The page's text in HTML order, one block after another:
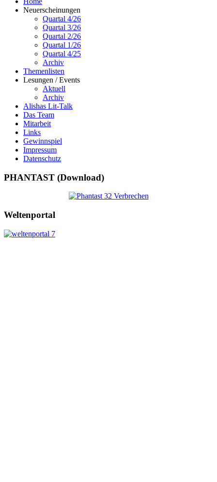
Neuerscheinungen
Quartal 4/26
Quartal 3/26
Quartal 2/26
Quartal 1/26
Quartal 4/25
Archiv
Themenlisten
Lesungen / Events
Aktuell
Archiv
Alishas Lit-Talk
Das Team
Mitarbeit
Links
Gewinnspiel
Impressum
Datenschutz
PHANTAST (Download)
Weltenportal